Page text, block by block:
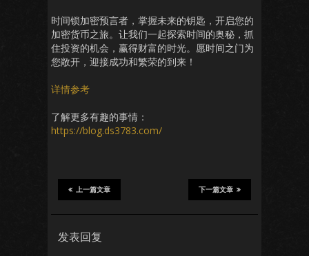
时间锁加密预言者，掌握未来的钥匙，开启您的
加密货币之旅。让我们一起探索时间的奥秘，抓
住投资的机会，赢得财富的时光。愿时间之门为
您敞开，迎接成功和繁荣的到来！
详情参考
了解更多有趣的事情：
https://blog.ds3783.com/
下一篇文章
上一篇文章
发表回复